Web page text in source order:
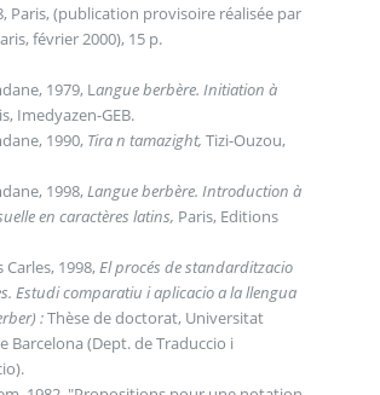
Paris, (publication provisoire réalisée par
février 2000), 15 p.
1979, L angue berbère. Initiation à
Imedyazen-GEB.
1990, Tira n tamazight, Tizi-Ouzou,
1998, Langue berbère. Introduction à
en caractères latins, Paris, Editions
1998, El procés de standarditzacio
Estudi comparatiu i aplicacio a la llengua
:Thèse de doctorat, Universitat
Barcelona (Dept. de Traduccio i